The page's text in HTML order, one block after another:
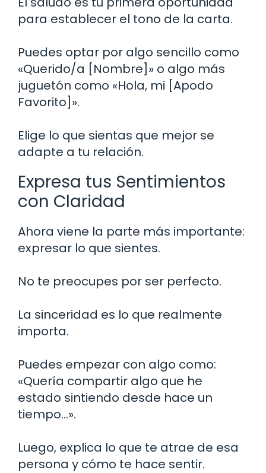
para establecer el tono de la carta.
Puedes optar por algo sencillo como
«Querido/a [Nombre]» o algo más
juguetón como «Hola, mi [Apodo
Favorito]».
Elige lo que sientas que mejor se
adapte a tu relación.
Expresa tus Sentimientos
con Claridad
Ahora viene la parte más importante:
expresar lo que sientes.
No te preocupes por ser perfecto.
La sinceridad es lo que realmente
importa.
Puedes empezar con algo como:
«Quería compartir algo que he
estado sintiendo desde hace un
tiempo…».
Luego, explica lo que te atrae de esa
persona y cómo te hace sentir.